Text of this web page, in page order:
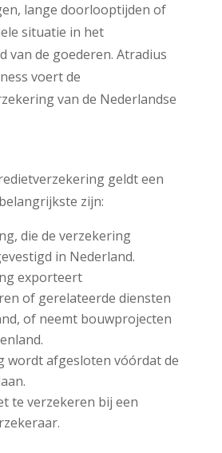
lange doorlooptijden of
situatie in het
van de goederen. Atradius
voert de
van de Nederlandse
geldt een
zijn:
die de verzekering
in Nederland.
exporteert
of gerelateerde diensten
of neemt bouwprojecten
wordt afgesloten vóórdat de
te verzekeren bij een